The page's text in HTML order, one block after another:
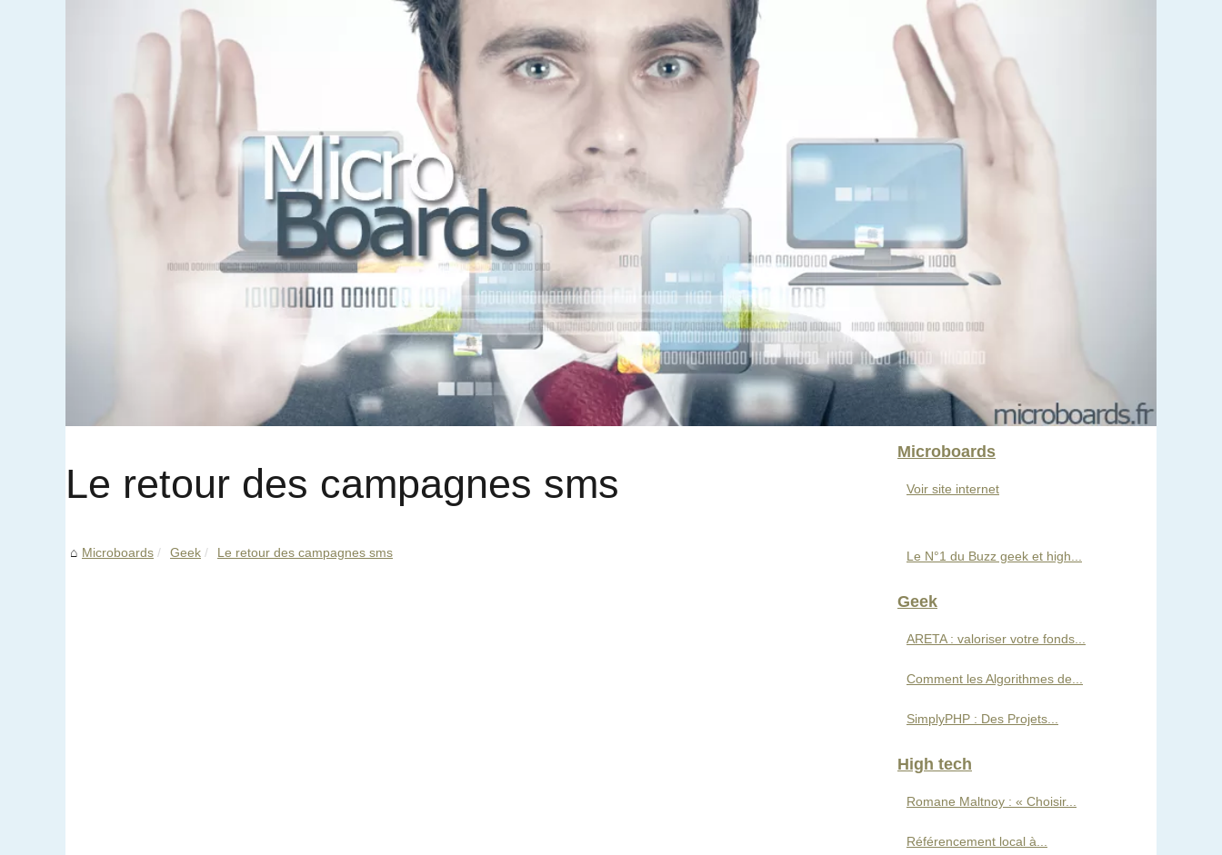
Le retour des campagnes sms
Microboards Geek Le retour des campagnes sms
Microboards
Voir site internet
Le N°1 du Buzz geek et high...
Geek
ARETA : valoriser votre fonds...
Comment les Algorithmes de...
SimplyPHP : Des Projets...
High tech
Romane Maltnoy : « Choisir...
Référencement local à...